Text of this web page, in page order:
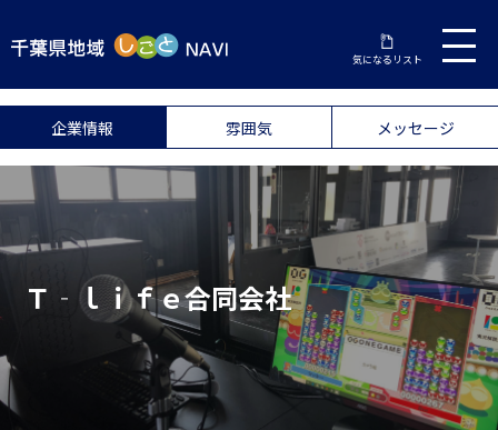
気になるリスト
企業情報 雰囲気 メッセージ
Ｔ‐ｌｉｆｅ合同会社